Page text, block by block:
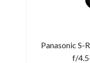
Panasonic S-
f/